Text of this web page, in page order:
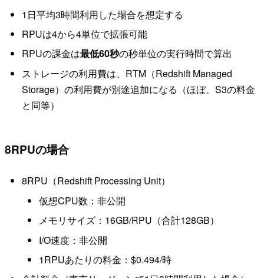
1日平均3時間利用した場合を想定する
RPUは4から4単位で拡張可能
RPUの課金は最低60秒の秒単位の実行時間で算出
ストレージの利用費は、RTM（Redshift Managed
Storage）の利用費が別途追加になる（ほぼ、S3の料金
と同等）
8RPUの場合
8RPU（Redshift Processing Unit）
仮想CPU数：非公開
メモリサイズ：16GB/RPU（合計128GB）
I/O速度：非公開
1RPUあたりの料金：$0.494/時